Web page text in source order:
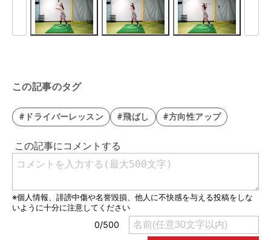
この記事のタグ
#ドライバーレッスン #飛ばし #方向性アップ